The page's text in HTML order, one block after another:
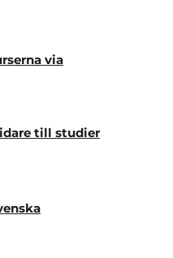
via
till studier